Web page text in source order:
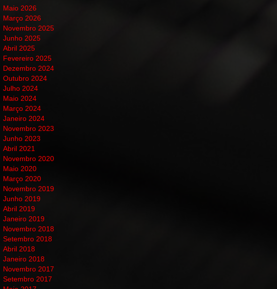
Maio 2026
Março 2026
Novembro 2025
Junho 2025
Abril 2025
Fevereiro 2025
Dezembro 2024
Outubro 2024
Julho 2024
Maio 2024
Março 2024
Janeiro 2024
Novembro 2023
Junho 2023
Abril 2021
Novembro 2020
Maio 2020
Março 2020
Novembro 2019
Junho 2019
Abril 2019
Janeiro 2019
Novembro 2018
Setembro 2018
Abril 2018
Janeiro 2018
Novembro 2017
Setembro 2017